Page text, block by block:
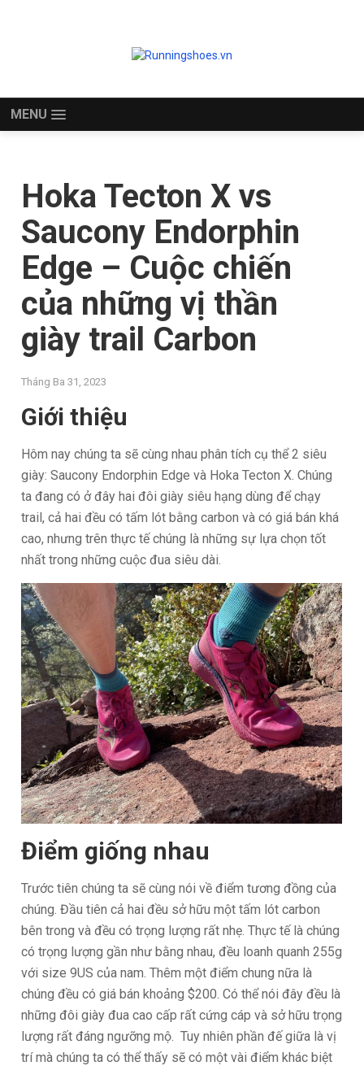
MENU
Hoka Tecton X vs
Saucony Endorphin
Edge – Cuộc chiến
của những vị thần
giày trail Carbon
Tháng Ba 31, 2023
Giới thiệu
Hôm nay chúng ta sẽ cùng nhau phân tích cụ thể 2 siêu
giày: Saucony Endorphin Edge và Hoka Tecton X. Chúng
ta đang có ở đây hai đôi giày siêu hạng dùng để chạy
trail, cả hai đều có tấm lót bằng carbon và có giá bán khá
cao, nhưng trên thực tế chúng là những sự lựa chọn tốt
nhất trong những cuộc đua siêu dài.
Điểm giống nhau
Trước tiên chúng ta sẽ cùng nói về điểm tương đồng của
chúng. Đầu tiên cả hai đều sở hữu một tấm lót carbon
bên trong và đều có trọng lượng rất nhẹ. Thực tế là chúng
có trọng lượng gần như bằng nhau, đều loanh quanh 255g
với size 9US của nam. Thêm một điểm chung nữa là
chúng đều có giá bán khoảng $200. Có thể nói đây đều là
những đôi giày đua cao cấp rất cứng cáp và sở hữu trọng
lượng rất đáng ngưỡng mộ. Tuy nhiên phần đế giữa là vị
trí mà chúng ta có thể thấy sẽ có một vài điểm khác biệt